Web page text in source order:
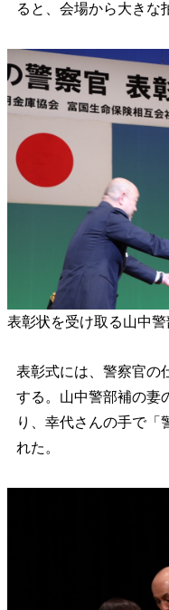
ると、会場から大きな
表彰状を受け取る山中警
表彰式には、警察官の
する。山中警部補の妻
り、幸代さんの手で「
れた。